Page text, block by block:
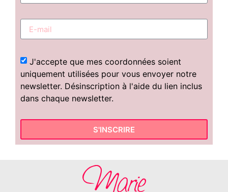
J'accepte que mes coordonnées soient
uniquement utilisées pour vous envoyer notre
newsletter. Désinscription à l'aide du lien inclus
dans chaque newsletter.
S'INSCRIRE